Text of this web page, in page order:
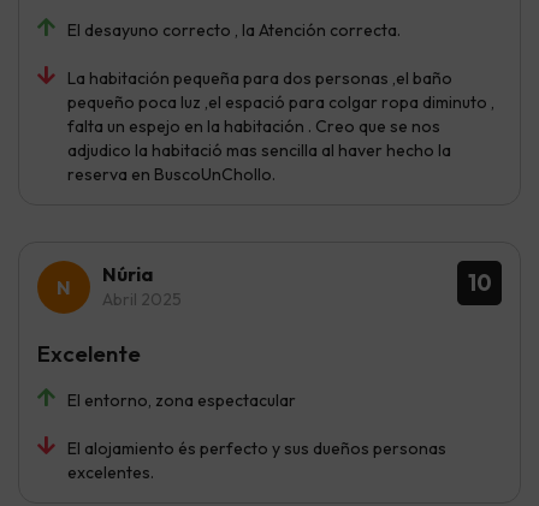
El desayuno correcto , la Atención correcta.
La habitación pequeña para dos personas ,el baño
pequeño poca luz ,el espació para colgar ropa diminuto ,
falta un espejo en la habitación . Creo que se nos
adjudico la habitació mas sencilla al haver hecho la
reserva en BuscoUnChollo.
10
Núria
Abril 2025
El entorno, zona espectacular
El alojamiento és perfecto y sus dueños personas
excelentes.
Excelente